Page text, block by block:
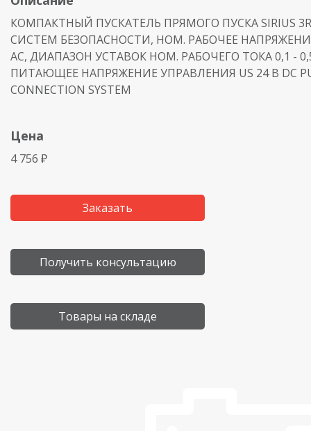
КОМПАКТНЫЙ ПУСКАТЕЛЬ ПРЯМОГО ПУСКА SIRIUS
СИСТЕМ БЕЗОПАСНОСТИ, НОМ. РАБОЧЕЕ
АС, ДИАПАЗОН УСТАВОК НОМ. РАБОЧЕГО ТОКА 0,1 -
ПИТАЮЩЕЕ НАПРЯЖЕНИЕ УПРАВЛЕНИЯ US 24 В DC
CONNECTION SYSTEM
Цена
4 756 ₽
Заказать
Получить консультацию
Товары на складе